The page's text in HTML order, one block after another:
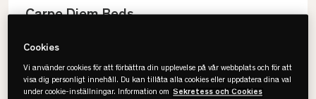
Carpe Diem Beds
Resårmadrass
• Optimal i sängram
• Viktlös komfort
Cookies
Vi använder cookies för att förbättra din upplevelse på vår webbplats och för att
visa dig personligt innehåll. Du kan tillåta alla cookies eller uppdatera dina val
under cookie-inställningar. Information om Sekretess och Cookies